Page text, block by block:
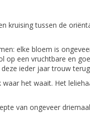
kruising tussen de
elke bloem is
op een vruchtbare en
ieder jaar trouw
het waait. Het
van ongeveer